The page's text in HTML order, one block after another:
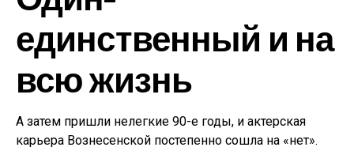
единственный и на
всю жизнь
А затем пришли нелегкие 90-е годы, и актерская
карьера Вознесенской постепенно сошла на «нет».